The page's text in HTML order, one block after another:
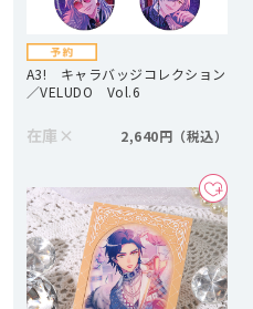
A3! キャラバッジコレクション
／VELUDO Vol.6
在庫 × 2,640円